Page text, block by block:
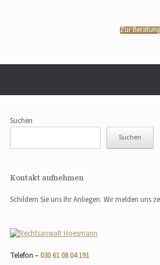
Zur
Suchen
Suchen
Kontakt aufnehmen
Schildern Sie uns Ihr Anliegen. Wir melden uns
Telefon –030 61 08 04 191